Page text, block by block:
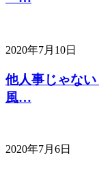
2020年7月10日
他人事じゃな
風…
2020年7月6日